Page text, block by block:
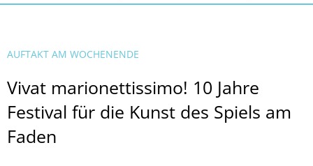
AUFTAKT AM WOCHENENDE
Vivat marionettissimo! 10 Jahre
Festival für die Kunst des Spiels am
Faden